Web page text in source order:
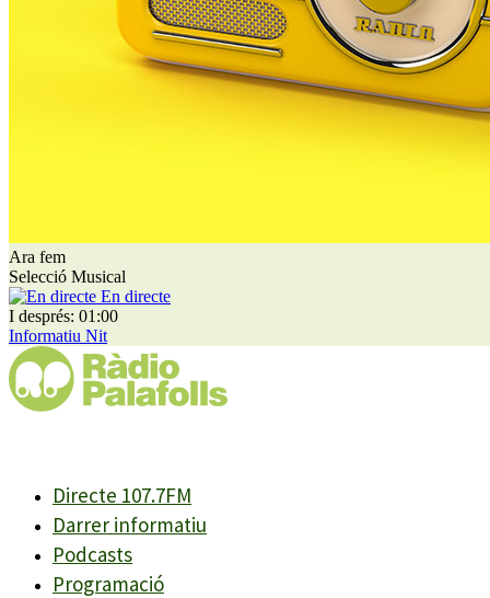
Ara fem
Selecció Musical
En directe
I després: 01:00
Informatiu Nit
Directe 107.7FM
Darrer informatiu
Podcasts
Programació